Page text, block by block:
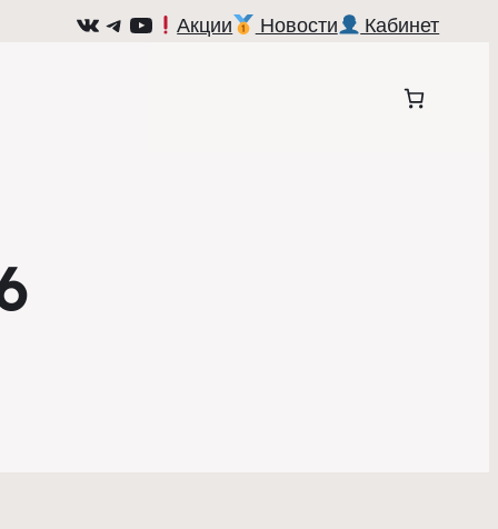
ВКонтакте
Telegram
YouTube
Акции Новости Кабинет